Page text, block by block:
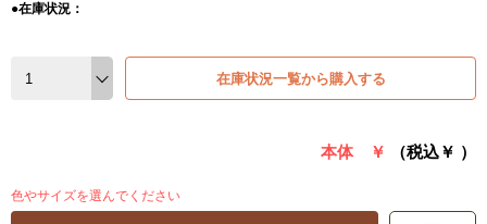
●在庫状況：
在庫状況一覧から購入する
本体 ￥ （税込￥ ）
色やサイズを選んでください